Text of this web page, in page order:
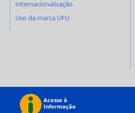
Internacionalização
Uso da marca UFU